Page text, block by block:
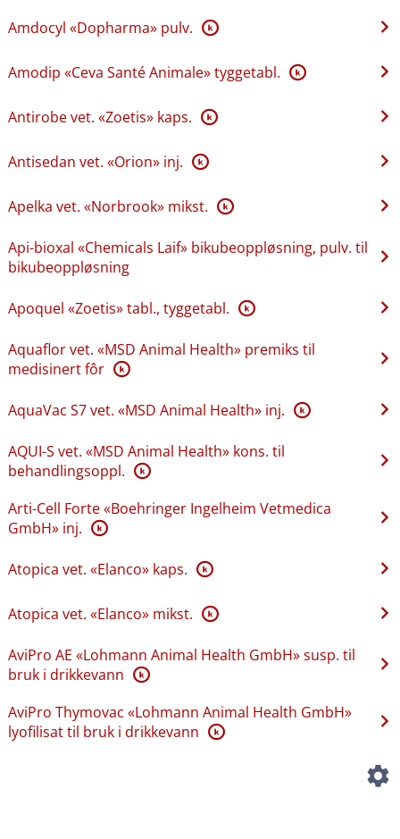
Amdocyl «Dopharma» pulv. K
Amodip «Ceva Santé Animale» tyggetabl. K
Antirobe vet. «Zoetis» kaps. K
Antisedan vet. «Orion» inj. K
Apelka vet. «Norbrook» mikst. K
Api-bioxal «Chemicals Laif» bikubeoppløsning, pulv. til
bikubeoppløsning
Apoquel «Zoetis» tabl., tyggetabl. K
Aquaflor vet. «MSD Animal Health» premiks til
medisinert fôr K
AquaVac S7 vet. «MSD Animal Health» inj. K
AQUI-S vet. «MSD Animal Health» kons. til
behandlingsoppl. K
Arti-Cell Forte «Boehringer Ingelheim Vetmedica
GmbH» inj. K
Atopica vet. «Elanco» kaps. K
Atopica vet. «Elanco» mikst. K
AviPro AE «Lohmann Animal Health GmbH» susp. til
bruk i drikkevann K
AviPro Thymovac «Lohmann Animal Health GmbH»
lyofilisat til bruk i drikkevann K